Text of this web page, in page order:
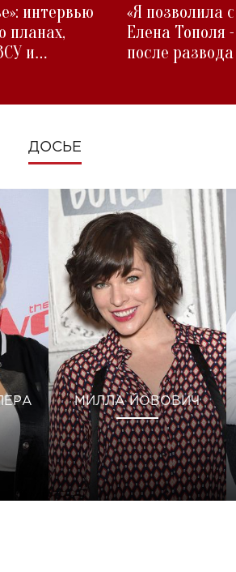
интервью
планах,
и
«Я позволила
Елена Тополя
после развода
ДОСЬЕ
МИЛЛА ЙОВОВИЧ